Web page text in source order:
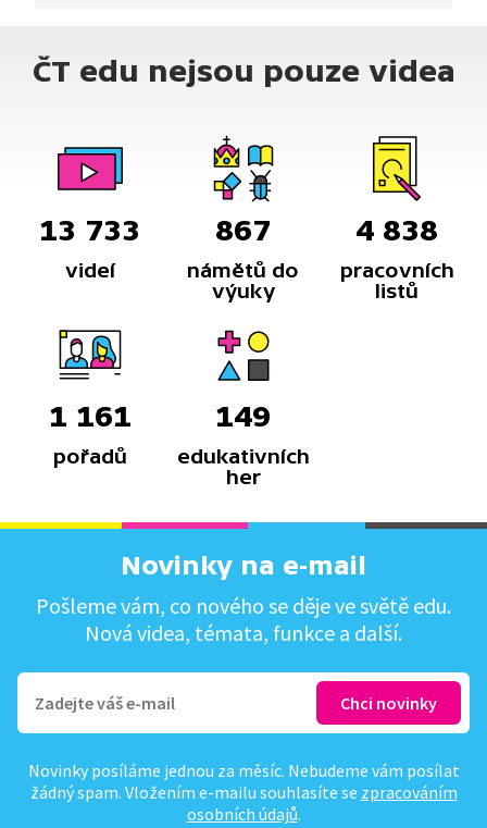
ČT edu nejsou pouze videa
13 733
videí
867
námětů do
výuky
4 838
pracovních
listů
1 161
pořadů
149
edukativních
her
Novinky na e-mail
Pošleme vám, co nového se děje ve světě edu.
Nová videa, témata, funkce a další.
Novinky posíláme jednou za měsíc. Nebudeme vám posílat
žádný spam. Vložením e-mailu souhlasíte se zpracováním
osobních údajů.